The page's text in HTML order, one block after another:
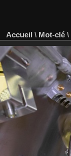
Accueil \ Mot-clé \